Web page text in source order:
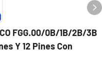
FGG.00/0B/1B/2B/3B
Y 12 Pines Con